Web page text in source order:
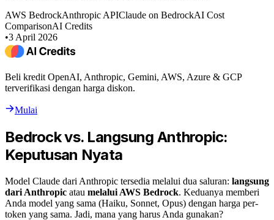
AWS BedrockAnthropic APIClaude on BedrockAI Cost
ComparisonAI Credits
•3 April 2026
Beli kredit OpenAI, Anthropic, Gemini, AWS, Azure & GCP
terverifikasi dengan harga diskon.
Mulai
Bedrock vs. Langsung Anthropic:
Keputusan Nyata
Model Claude dari Anthropic tersedia melalui dua saluran: langsung
dari Anthropic atau melalui AWS Bedrock. Keduanya memberi
Anda model yang sama (Haiku, Sonnet, Opus) dengan harga per-
token yang sama. Jadi, mana yang harus Anda gunakan?